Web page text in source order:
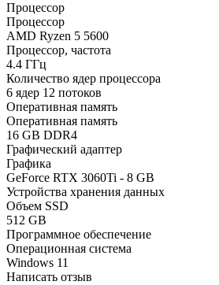
Процессор
Процессор
AMD Ryzen 5 5600
Процессор, частота
4.4 ГГц
Количество ядер процессора
6 ядер 12 потоков
Оперативная память
Оперативная память
16 GB DDR4
Графический адаптер
Графика
GeForce RTX 3060Ti - 8 GB
Устройства хранения данных
Объем SSD
512 GB
Программное обеспечение
Операционная система
Windows 11
Написать отзыв